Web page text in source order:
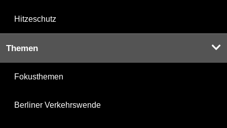
Hitzeschutz
Themen
Fokusthemen
Berliner Verkehrswende